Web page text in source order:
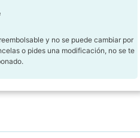
y no se puede cambiar por
o pides una modificación, no se te